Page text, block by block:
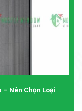
– Nên Chọn Loại